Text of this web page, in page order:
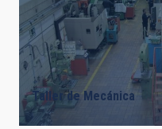
Taller de Mecánica